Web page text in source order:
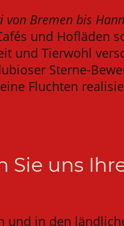
von Bremen bis
und Hofläden
und Tierwohl
Sterne-
Fluchten
Sie uns
und in den